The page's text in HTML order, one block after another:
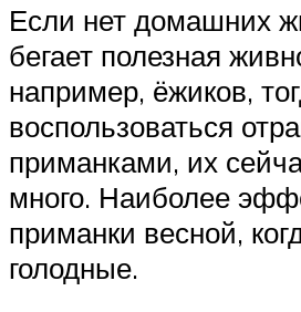
Если нет домашних
бегает полезная
например, ёжиков,
воспользоваться
приманками, их
много. Наиболее
приманки весной,
голодные.